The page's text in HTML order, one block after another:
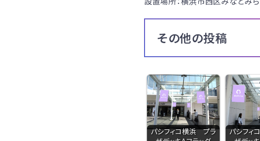
その他の投稿
パシフィコ横浜 プラ
パシフィ